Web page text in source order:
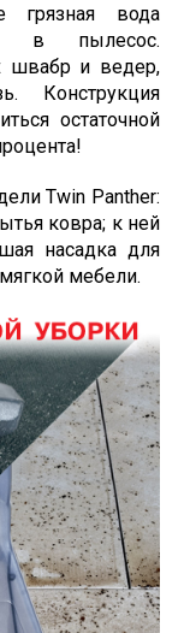
грязная вода
в пылесос.
швабр и ведер,
Конструкция
остаточной
Twin Panther:
ковра; к ней
насадка для
мебели.